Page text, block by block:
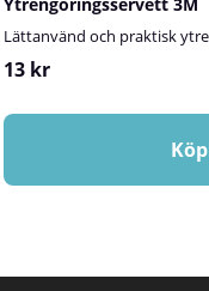
Lättanvänd och praktisk
13 kr